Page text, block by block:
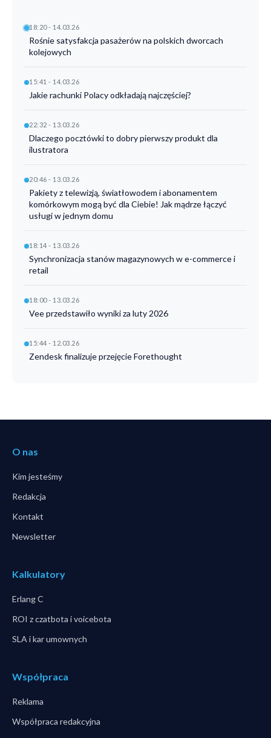
18:20 - 14.03.26
Rośnie satysfakcja pasażerów na polskich dworcach
kolejowych
15:41 - 14.03.26
Jakie rachunki Polacy odkładają najczęściej?
22:32 - 13.03.26
Dlaczego pocztówki to dobry pierwszy produkt dla
ilustratora
20:46 - 13.03.26
Pakiety z telewizją, światłowodem i abonamentem
komórkowym mogą być dla Ciebie! Jak mądrze łączyć
usługi w jednym domu
18:14 - 13.03.26
Synchronizacja stanów magazynowych w e-commerce i
retail
18:00 - 13.03.26
Vee przedstawiło wyniki za luty 2026
15:44 - 12.03.26
Zendesk finalizuje przejęcie Forethought
O nas
Kim jesteśmy
Redakcja
Kontakt
Newsletter
Kalkulatory
Erlang C
ROI z czatbota i voicebota
SLA i kar umownych
Współpraca
Reklama
Współpraca redakcyjna